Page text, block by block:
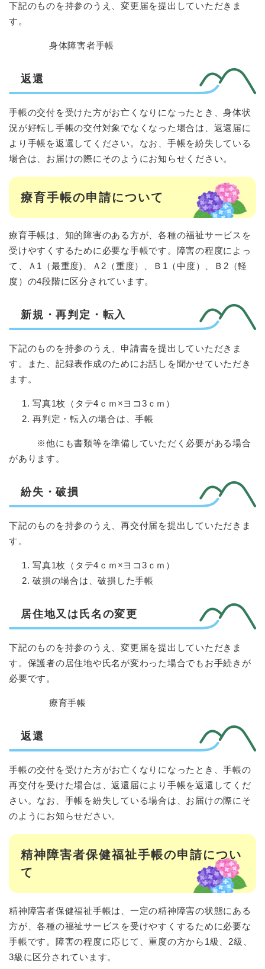
下記のものを持参のうえ、変更届を提出していただきま
す。
身体障害者手帳
返還
手帳の交付を受けた方がお亡くなりになったとき、身体状
況が好転し手帳の交付対象でなくなった場合は、返還届に
より手帳を返還してください。なお、手帳を紛失している
場合は、お届けの際にそのようにお知らせください。
療育手帳の申請について
療育手帳は、知的障害のある方が、各種の福祉サービスを
受けやすくするために必要な手帳です。障害の程度によっ
て、Ａ1（最重度)、Ａ2（重度）、Ｂ1（中度）、Ｂ2（軽
度）の4段階に区分されています。
新規・再判定・転入
下記のものを持参のうえ、申請書を提出していただきま
す。また、記録表作成のためにお話しを聞かせていただき
ます。
写真1枚（タテ4ｃｍ×ヨコ3ｃｍ）
再判定・転入の場合は、手帳
※他にも書類等を準備していただく必要がある場合
があります。
紛失・破損
下記のものを持参のうえ、再交付届を提出していただきま
す。
写真1枚（タテ4ｃｍ×ヨコ3ｃｍ）
破損の場合は、破損した手帳
居住地又は氏名の変更
下記のものを持参のうえ、変更届を提出していただきま
す。保護者の居住地や氏名が変わった場合でもお手続きが
必要です。
療育手帳
返還
手帳の交付を受けた方がお亡くなりになったとき、手帳の
再交付を受けた場合は、返還届により手帳を返還してくだ
さい。なお、手帳を紛失している場合は、お届けの際にそ
のようにお知らせださい。
精神障害者保健福祉手帳の申請につい
て
精神障害者保健福祉手帳は、一定の精神障害の状態にある
方が、各種の福祉サービスを受けやすくするために必要な
手帳です。障害の程度に応じて、重度の方から1級、2級、
3級に区分されています。